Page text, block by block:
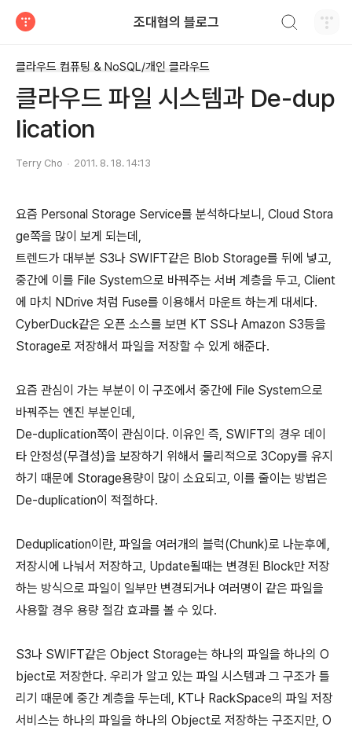
조대협의 블로그
클라우드 컴퓨팅 & NoSQL/개인 클라우드
클라우드 파일 시스템과 De-dup
lication
Terry Cho 2011. 8. 18. 14:13
요즘 Personal Storage Service를 분석하다보니, Cloud Stora
ge쪽을 많이 보게 되는데,
트렌드가 대부분 S3나 SWIFT같은 Blob Storage를 뒤에 넣고,
중간에 이를 File System으로 바꿔주는 서버 계층을 두고, Client
에 마치 NDrive 처럼 Fuse를 이용해서 마운트 하는게 대세다.
CyberDuck같은 오픈 소스를 보면 KT SS나 Amazon S3등을
Storage로 저장해서 파일을 저장할 수 있게 해준다.
요즘 관심이 가는 부분이 이 구조에서 중간에 File System으로
바꿔주는 엔진 부분인데,
De-duplication쪽이 관심이다. 이유인 즉, SWIFT의 경우 데이
타 안정성(무결성)을 보장하기 위해서 물리적으로 3Copy를 유지
하기 때문에 Storage용량이 많이 소요되고, 이를 줄이는 방법은
De-duplication이 적절하다.
Deduplication이란, 파일을 여러개의 블럭(Chunk)로 나눈후에,
저장시에 나눠서 저장하고, Update될때는 변경된 Block만 저장
하는 방식으로 파일이 일부만 변경되거나 여러명이 같은 파일을
사용할 경우 용량 절감 효과를 볼 수 있다.
S3나 SWIFT같은 Object Storage는 하나의 파일을 하나의 O
bject로 저장한다. 우리가 알고 있는 파일 시스템과 그 구조가 틀
리기 때문에 중간 계층을 두는데, KT나 RackSpace의 파일 저장
서비스는 하나의 파일을 하나의 Object로 저장하는 구조지만, O